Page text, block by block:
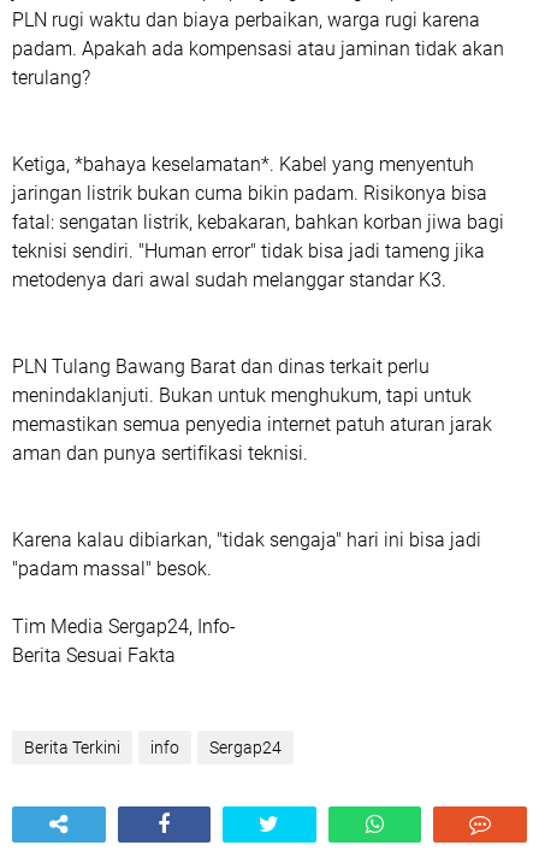
PLN rugi waktu dan biaya perbaikan, warga rugi karena
padam. Apakah ada kompensasi atau jaminan tidak akan
terulang?
Ketiga, *bahaya keselamatan*. Kabel yang menyentuh
jaringan listrik bukan cuma bikin padam. Risikonya bisa
fatal: sengatan listrik, kebakaran, bahkan korban jiwa bagi
teknisi sendiri. "Human error" tidak bisa jadi tameng jika
metodenya dari awal sudah melanggar standar K3.
PLN Tulang Bawang Barat dan dinas terkait perlu
menindaklanjuti. Bukan untuk menghukum, tapi untuk
memastikan semua penyedia internet patuh aturan jarak
aman dan punya sertifikasi teknisi.
Karena kalau dibiarkan, "tidak sengaja" hari ini bisa jadi
"padam massal" besok.
Tim Media Sergap24, Info-
Berita Sesuai Fakta
Berita Terkini info Sergap24